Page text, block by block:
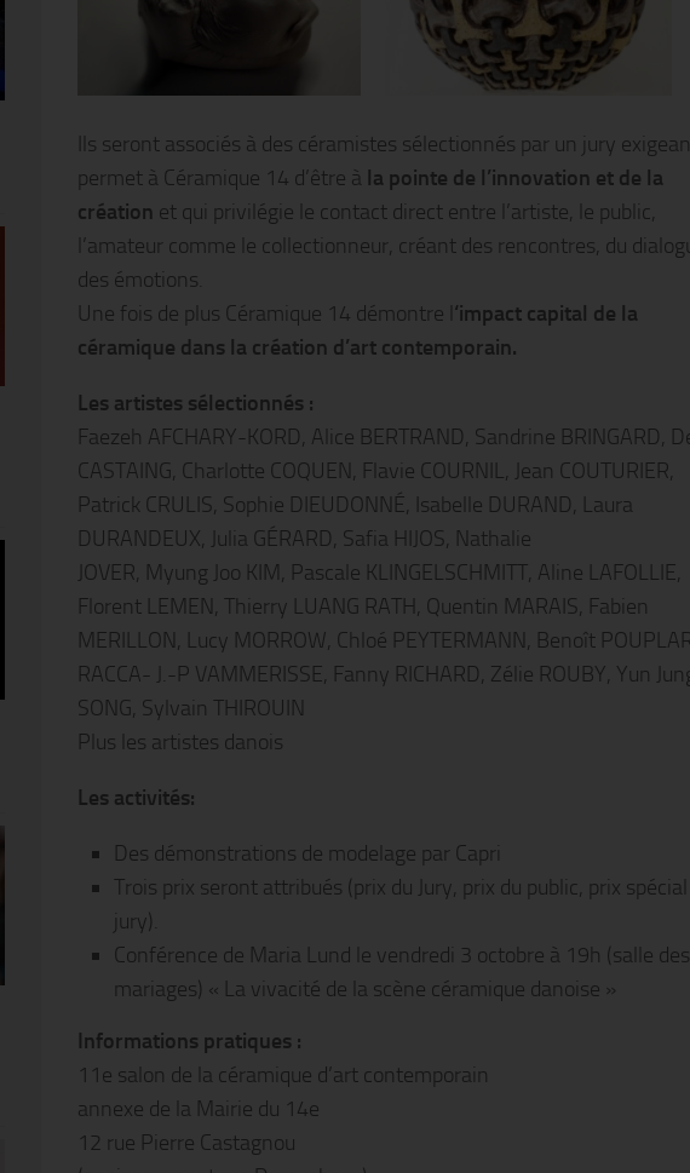
Ils seront associés à des céramistes sélectionnés par un jury
permet à Céramique 14 d’être à la pointe de l’innovation et de la
création et qui privilégie le contact direct entre l’artiste, le public,
l’amateur comme le collectionneur, créant des rencontres, du
des émotions.
Une fois de plus Céramique 14 démontre l ‘impact capital de la
céramique dans la création d’art contemporain.
Les artistes sélectionnés :
Faezeh AFCHARY-KORD, Alice BERTRAND, Sandrine BRINGARD,
CASTAING, Charlotte COQUEN, Flavie COURNIL, Jean COUTURIER,
Patrick CRULIS, Sophie DIEUDONNÉ, Isabelle DURAND, Laura
DURANDEUX, Julia GÉRARD, Safia HIJOS, Nathalie
JOVER, Myung Joo KIM, Pascale KLINGELSCHMITT, Aline LAFOLLIE,
Florent LEMEN, Thierry LUANG RATH, Quentin MARAIS, Fabien
MERILLON, Lucy MORROW, Chloé PEYTERMANN, Benoît
RACCA- J.-P VAMMERISSE, Fanny RICHARD, Zélie ROUBY, Yun
SONG, Sylvain THIROUIN
Plus les artistes danois
Les activités:
Des démonstrations de modelage par Capri
Trois prix seront attribués (prix du Jury, prix du public, prix
jury).
Conférence de Maria Lund le vendredi 3 octobre à 19h (salle des
mariages) « La vivacité de la scène céramique danoise »
Informations pratiques :
11e salon de la céramique d’art contemporain
annexe de la Mairie du 14e
12 rue Pierre Castagnou